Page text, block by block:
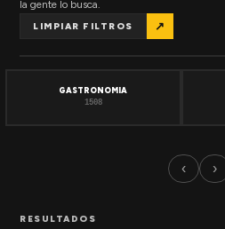
la gente lo busca.
LIMPIAR FILTROS ↗
GASTRONOMIA
1508
‹ ›
RESULTADOS